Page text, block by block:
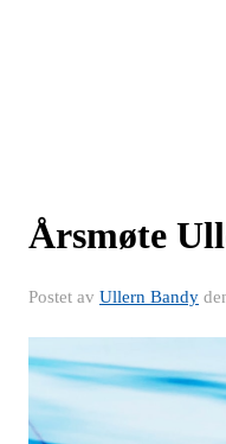
Årsmøte
Postet av Ullern Bandy